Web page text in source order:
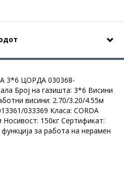
3*6 ЦОРДА 030368-
Број на газишта: 3*6 Висини
висини: 2.70/3.20/4.55м
033369 Класа: CORDA
150кг Сертификат:
за работа на нерамен